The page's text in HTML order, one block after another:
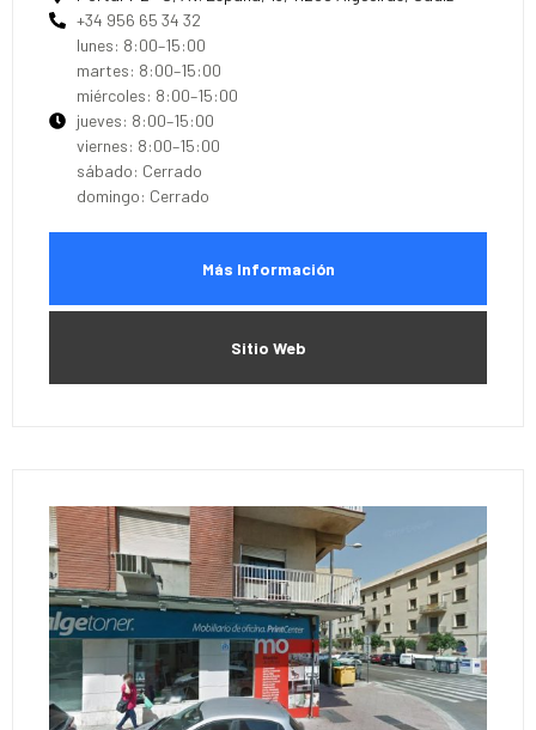
+34 956 65 34 32
lunes: 8:00–15:00
martes: 8:00–15:00
miércoles: 8:00–15:00
jueves: 8:00–15:00
viernes: 8:00–15:00
sábado: Cerrado
domingo: Cerrado
Más Información
Sitio Web